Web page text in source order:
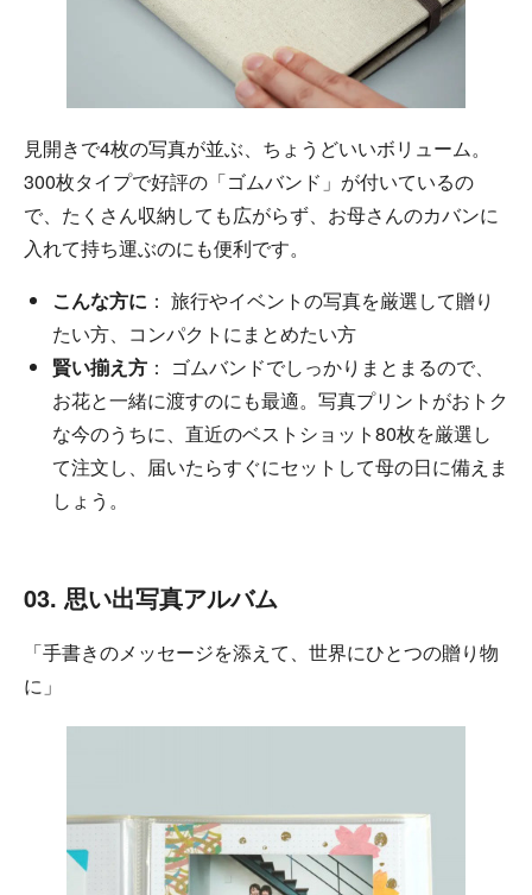
見開きで4枚の写真が並ぶ、ちょうどいいボリューム。
300枚タイプで好評の「ゴムバンド」が付いているの
で、たくさん収納しても広がらず、お母さんのカバンに
入れて持ち運ぶのにも便利です。
こんな方に ： 旅行やイベントの写真を厳選して贈り
たい方、コンパクトにまとめたい方
賢い揃え方 ： ゴムバンドでしっかりまとまるので、
お花と一緒に渡すのにも最適。写真プリントがおトク
な今のうちに、直近のベストショット80枚を厳選し
て注文し、届いたらすぐにセットして母の日に備えま
しょう。
03. 思い出写真アルバム
「手書きのメッセージを添えて、世界にひとつの贈り物
に」